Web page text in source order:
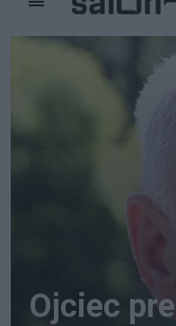
Ojciec